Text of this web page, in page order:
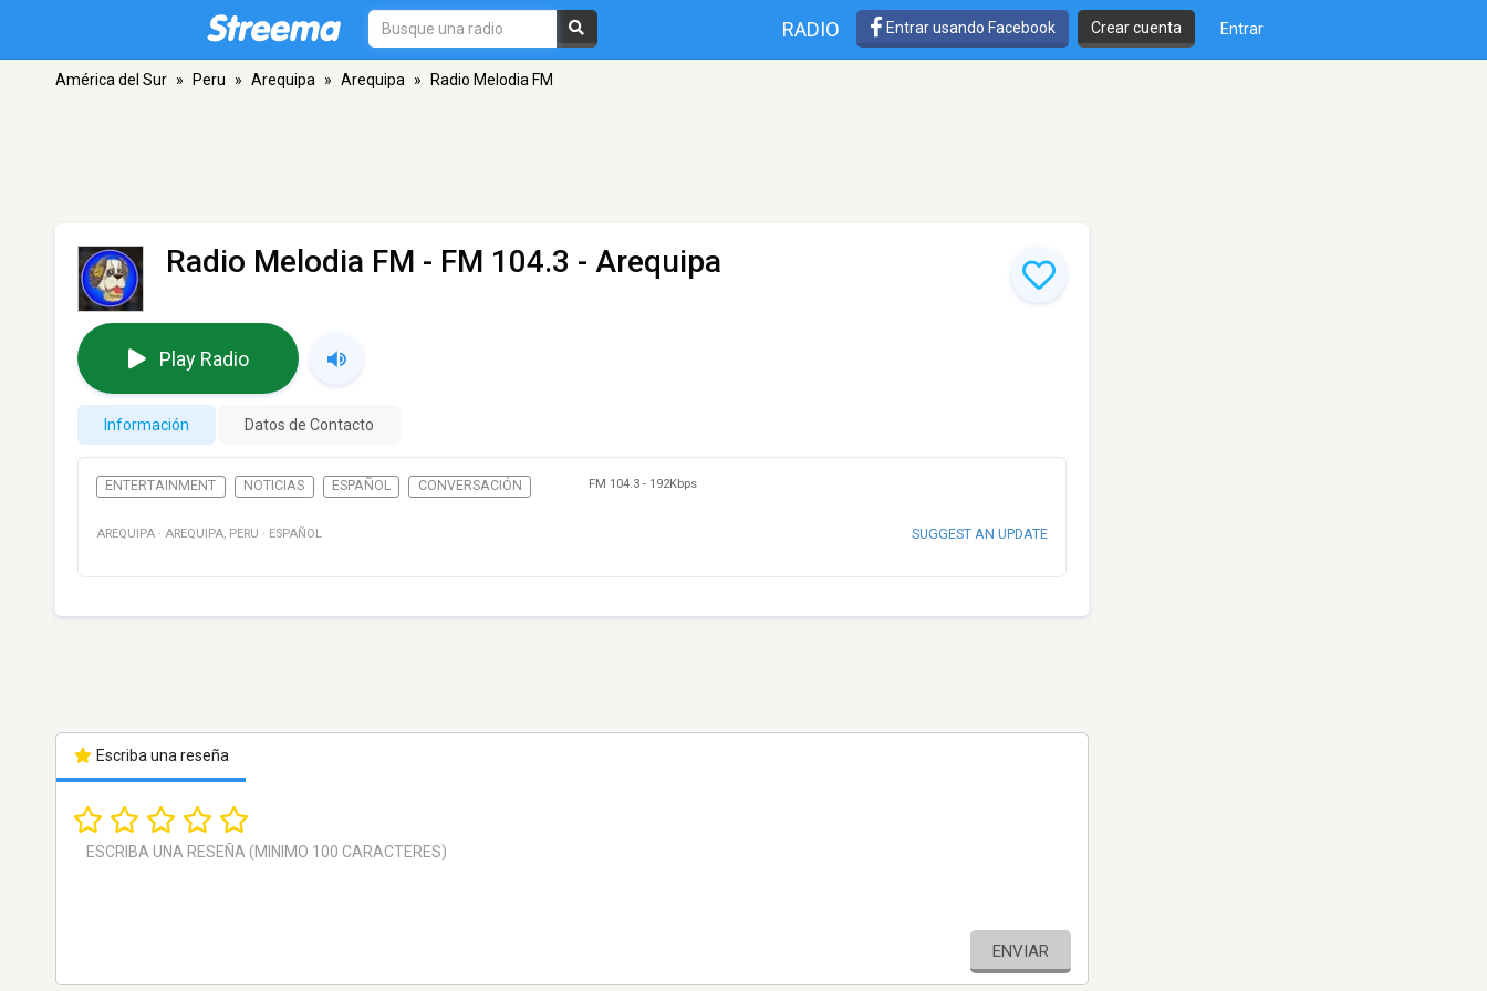
RADIO Entrar usando Facebook Crear cuenta Entrar
América del Sur » Peru » Arequipa » Arequipa » Radio Melodia FM
Radio Melodia FM - FM 104.3 - Arequipa
Play Radio
Información Datos de Contacto
ENTERTAINMENT NOTICIAS ESPAÑOL CONVERSACIÓN FM 104.3 - 192Kbps
AREQUIPA · AREQUIPA, PERU · ESPAÑOL SUGGEST AN UPDATE
Escriba una reseña
ENVIAR